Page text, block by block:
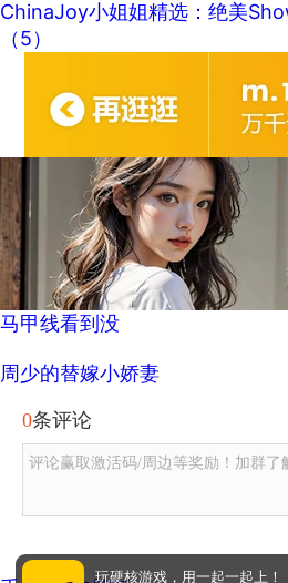
ChinaJoy小姐姐精选：绝美
（5）
马甲线看到没
周少的替嫁小娇妻
0条评论
评论赢取激活码/周边等奖励！加群了
玩硬核游戏，用一起一起上！